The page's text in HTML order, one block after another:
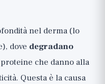
nel derma (lo
dove degradano
che danno alla
Questa è la causa